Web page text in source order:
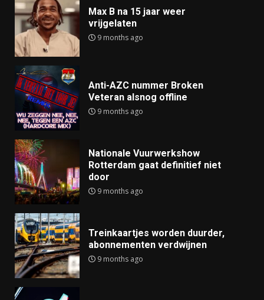
Max B na 15 jaar weer
vrijgelaten
9 months ago
Anti-AZC nummer Broken
Veteran alsnog offline
9 months ago
Nationale Vuurwerkshow
Rotterdam gaat definitief niet
door
9 months ago
Treinkaartjes worden duurder,
abonnementen verdwijnen
9 months ago